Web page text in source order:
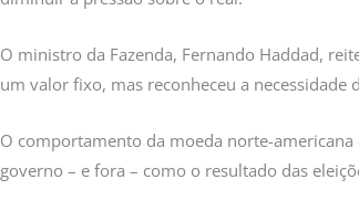
O ministro da Fazenda, Fernando Haddad,
um valor fixo, mas reconheceu a
O comportamento da moeda norte-
governo – e fora – como o resultado das